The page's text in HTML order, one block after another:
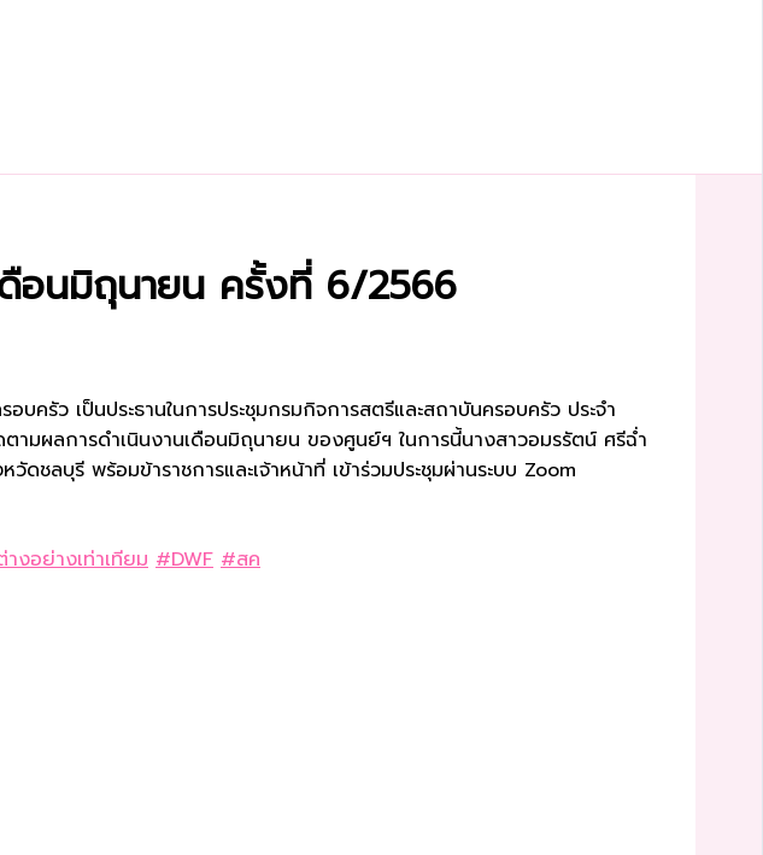
ดือนมิถุนายน ครั้งที่ 6/2566
รัว เป็นประธานในการประชุมกรมกิจการสตรีและสถาบันครอบครัว ประจำ
มผลการดำเนินงานเดือนมิถุนายน ของศูนย์ฯ ในการนี้นางสาวอมรรัตน์ ศรีฉ่ำ
ชลบุรี พร้อมข้าราชการและเจ้าหน้าที่ เข้าร่วมประชุมผ่านระบบ Zoom
งอย่างเท่าเทียม #DWF #สค